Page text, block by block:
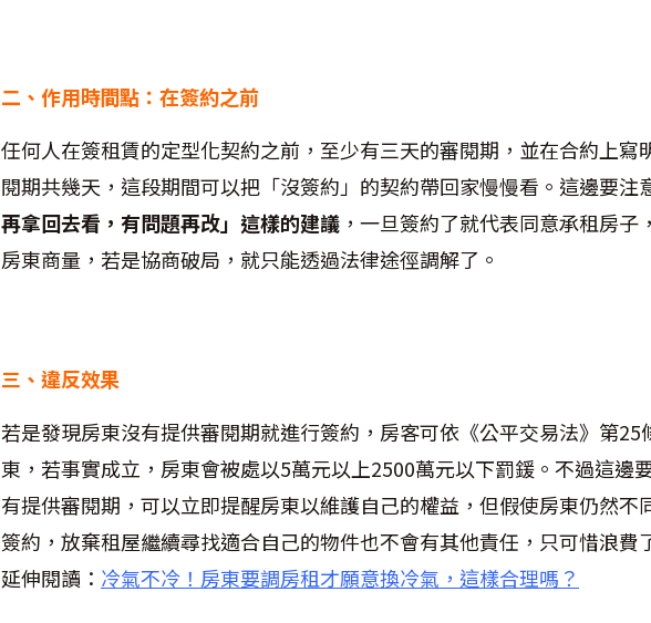
二、作用時間點：在簽約之前
任何人在簽租賃的定型化契約之前，至少有三天的審閱期，並在合約上寫
閱期共幾天，這段期間可以把「沒簽約」的契約帶回家慢慢看。這邊要注
再拿回去看，有問題再改」這樣的建議 ，一旦簽約了就代表同意承租房
房東商量，若是協商破局，就只能透過法律途徑調解了。
三、違反效果
若是發現房東沒有提供審閱期就進行簽約，房客可依《公平交易法》第
東，若事實成立，房東會被處以5萬元以上2500萬元以下罰鍰。不過這邊
有提供審閱期，可以立即提醒房東以維護自己的權益，但假使房東仍然不
簽約，放棄租屋繼續尋找適合自己的物件也不會有其他責任，只可惜浪費
延伸閱讀： 冷氣不冷！房東要調房租才願意換冷氣，這樣合理嗎？